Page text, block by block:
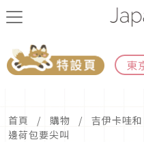
東
首頁 購物
吉伊卡哇
邊荷包要尖叫